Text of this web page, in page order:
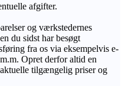
afgifter.
og værkstedernes
du sidst har besøgt
fra os via eksempelvis e-
Opret derfor altid en
tilgængelig priser og